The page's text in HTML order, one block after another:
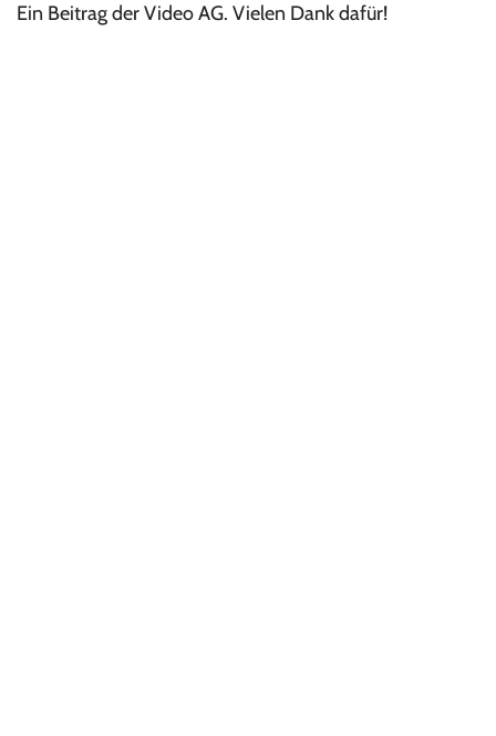
Ein Beitrag der Video AG. Vielen Dank dafür!